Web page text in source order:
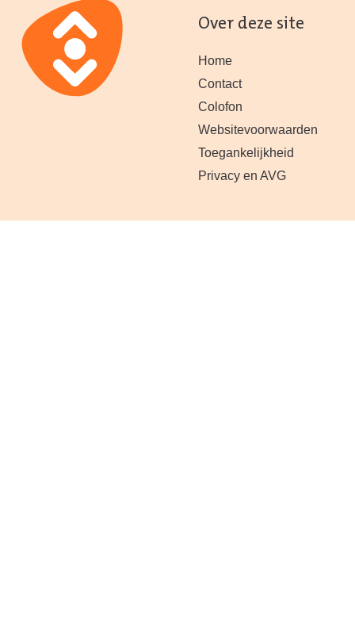
Over deze site
Home
Contact
Colofon
Websitevoorwaarden
Toegankelijkheid
Privacy en AVG